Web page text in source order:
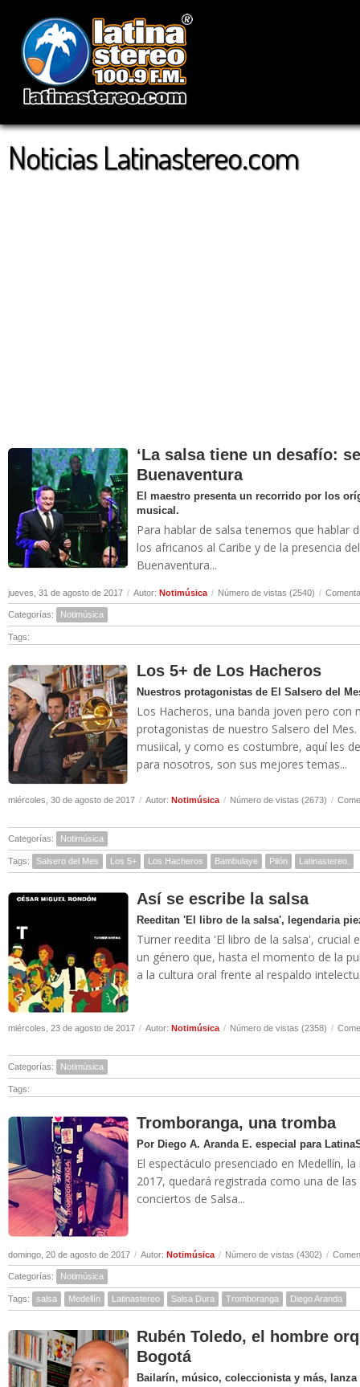
Noticias Latinastereo.com
‘La salsa tiene un desafío:
Buenaventura
El maestro presenta un recorrido por los
musical.
Para hablar de salsa tenemos que hablar
los africanos al Caribe y de la presencia
Buenaventura...
jueves, 31 de agosto de 2017 / Autor: Notimúsica / Número de vistas (2540) /
Categorías: Notimúsica
Tags:
Los 5+ de Los Hacheros
Nuestros protagonistas de El Salsero del
Los Hacheros, una banda joven pero con
protagonistas de nuestro Salsero del
musiical, y como es costumbre, aquí les
para nosotros, son sus mejores temas...
miércoles, 30 de agosto de 2017 / Autor: Notimúsica / Número de vistas (2673) /
Categorías: Notimúsica
Tags: Salsero del Mes Los 5+ Los Hacheros Bambulaye Pilón Latinastereo.
Así se escribe la salsa
Reeditan 'El libro de la salsa', legendaria
Turner reedita 'El libro de la salsa', crucial
un género que, hasta el momento de la
a la cultura oral frente al respaldo
miércoles, 23 de agosto de 2017 / Autor: Notimúsica / Número de vistas (2358) /
Categorías: Notimúsica
Tags:
Tromboranga, una tromba
Por Diego A. Aranda E. especial para
El espectáculo presenciado en Medellín,
2017, quedará registrada como una de
conciertos de Salsa...
domingo, 20 de agosto de 2017 / Autor: Notimúsica / Número de vistas (4302) /
Categorías: Notimúsica
Tags: salsa Medellín Latinastereo Salsa Dura Tromboranga Diego Aranda
Rubén Toledo, el hombre
Bogotá
Bailarín, músico, coleccionista y más,